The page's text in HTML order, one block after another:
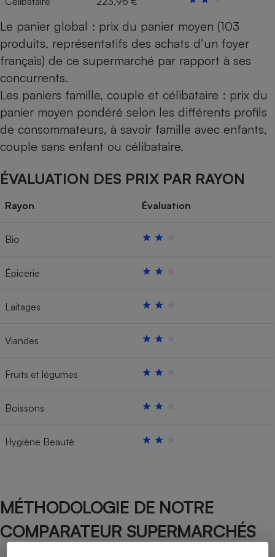
Le panier global : prix du panier moyen (103
produits, représentatifs des achats d’un foyer
français) de ce supermarché par rapport à ses
concurrents.
Les paniers famille, couple et célibataire : prix du
panier moyen pondéré selon les différents profils
de consommateurs, à savoir famille avec enfants,
couple sans enfant ou célibataire.
ÉVALUATION DES PRIX PAR RAYON
Rayon Évaluation
Bio
Épicerie
Laitages
Viandes
Fruits et légumes
Boissons
Hygiène Beauté
MÉTHODOLOGIE DE NOTRE
COMPARATEUR SUPERMARCHÉS